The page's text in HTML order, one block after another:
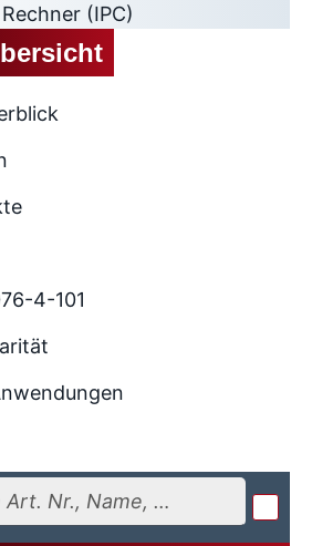
(IPC)
4-101